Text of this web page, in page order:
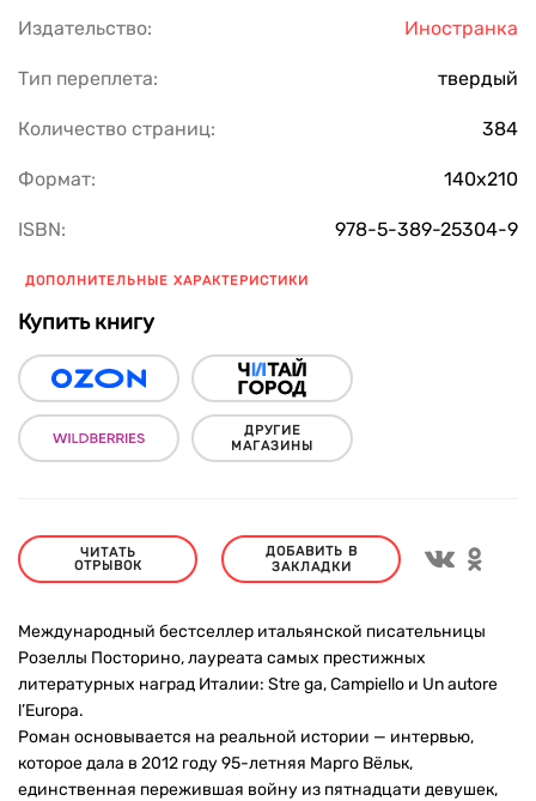
Издательство: Иностранка
Тип переплета: твердый
Количество страниц: 384
Формат: 140х210
ISBN: 978-5-389-25304-9
ДОПОЛНИТЕЛЬНЫЕ ХАРАКТЕРИСТИКИ
Купить книгу
ДРУГИЕ
МАГАЗИНЫ
ЧИТАТЬ
ОТРЫВОК
ДОБАВИТЬ В
ЗАКЛАДКИ
Международный бестселлер итальянской писательницы
Розеллы Посторино, лауреата самых престижных
литературных наград Италии: Stre ga, Campiello и Un autore
l’Europa.
Роман основывается на реальной истории — интервью,
которое дала в 2012 году 95-летняя Марго Вёльк,
единственная пережившая войну из пятнадцати девушек,